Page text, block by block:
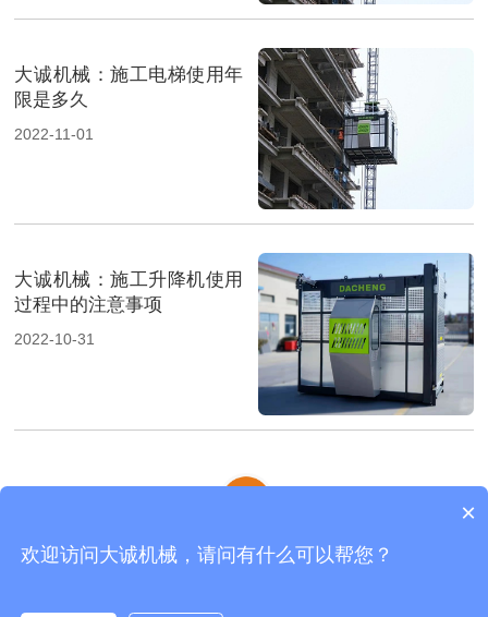
大诚机械：施工电梯使用年
限是多久
2022-11-01
大诚机械：施工升降机使用
过程中的注意事项
2022-10-31
齿条式物料机 | 物料机 | 施工电梯 |
网站地图
×
欢迎访问大诚机械，请问有什么可以帮您？